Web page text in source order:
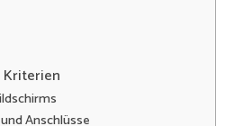
Anschlüsse